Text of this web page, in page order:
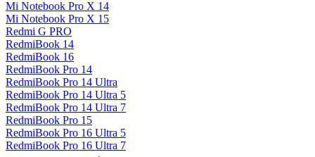
Mi Notebook Pro X 14
Mi Notebook Pro X 15
Redmi G PRO
RedmiBook 14
RedmiBook 16
RedmiBook Pro 14
RedmiBook Pro 14 Ultra
RedmiBook Pro 14 Ultra 5
RedmiBook Pro 14 Ultra 7
RedmiBook Pro 15
RedmiBook Pro 16 Ultra 5
RedmiBook Pro 16 Ultra 7